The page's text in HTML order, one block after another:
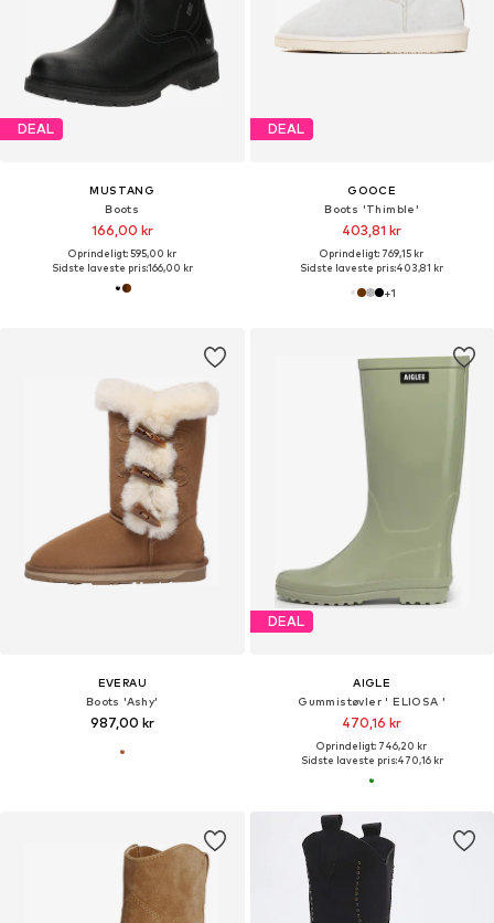
DEAL
MUSTANG
Boots
166,00 kr
Oprindeligt: 595,00 kr
Sidste laveste pris:166,00 kr
DEAL
GOOCE
Boots 'Thimble'
403,81 kr
Oprindeligt: 769,15 kr
Sidste laveste pris:403,81 kr
+1
EVERAU
Boots 'Ashy'
987,00 kr
DEAL
AIGLE
Gummistøvler ' ELIOSA '
470,16 kr
Oprindeligt: 746,20 kr
Sidste laveste pris:470,16 kr